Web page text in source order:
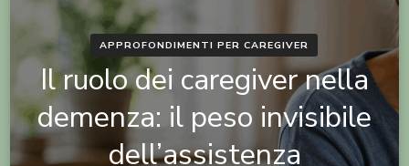
APPROFONDIMENTI PER CAREGIVER
Il ruolo dei caregiver nella
demenza: il peso invisibile
dell’assistenza